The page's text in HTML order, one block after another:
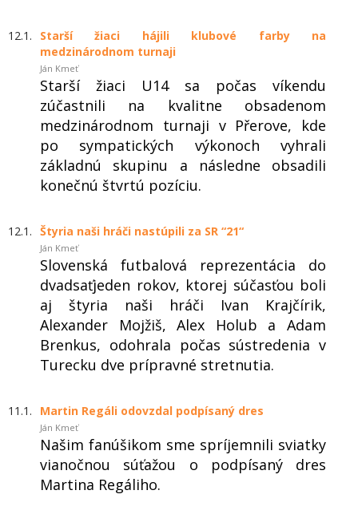
12.1.
Starší žiaci hájili klubové farby na
medzinárodnom turnaji
Ján Kmeť
Starší žiaci U14 sa počas víkendu
zúčastnili na kvalitne obsadenom
medzinárodnom turnaji v Přerove, kde
po sympatických výkonoch vyhrali
základnú skupinu a následne obsadili
konečnú štvrtú pozíciu.
12.1. Štyria naši hráči nastúpili za SR “21“
Ján Kmeť
Slovenská futbalová reprezentácia do
dvadsaťjeden rokov, ktorej súčasťou boli
aj štyria naši hráči Ivan Krajčírik,
Alexander Mojžiš, Alex Holub a Adam
Brenkus, odohrala počas sústredenia v
Turecku dve prípravné stretnutia.
11.1. Martin Regáli odovzdal podpísaný dres
Ján Kmeť
Našim fanúšikom sme spríjemnili sviatky
vianočnou súťažou o podpísaný dres
Martina Regáliho.